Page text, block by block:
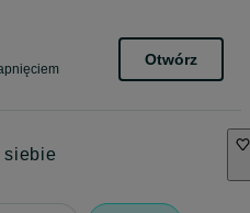
Otwórz
siebie